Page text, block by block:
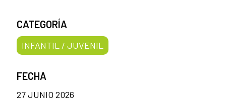
CATEGORÍA
INFANTIL / JUVENIL
FECHA
27 JUNIO 2026